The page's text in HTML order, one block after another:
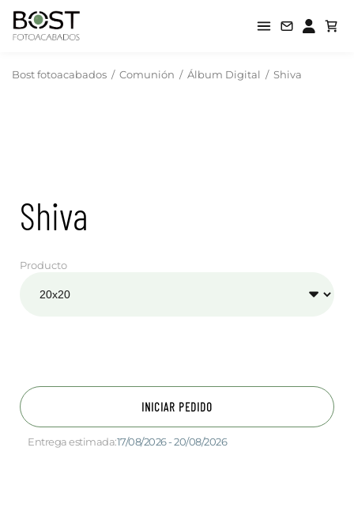
Bost fotoacabados / Comunión / Álbum Digital / Shiva
Shiva
Producto
INICIAR PEDIDO
Entrega estimada:17/08/2026 - 20/08/2026